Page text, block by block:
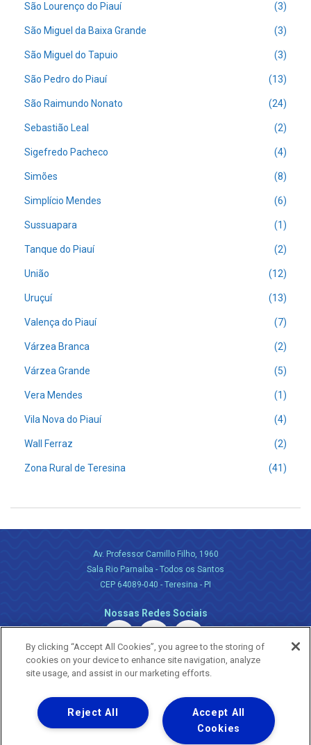
São Lourenço do Piauí (3)
São Miguel da Baixa Grande (3)
São Miguel do Tapuio (3)
São Pedro do Piauí (13)
São Raimundo Nonato (24)
Sebastião Leal (2)
Sigefredo Pacheco (4)
Simões (8)
Simplício Mendes (6)
Sussuapara (1)
Tanque do Piauí (2)
União (12)
Uruçuí (13)
Valença do Piauí (7)
Várzea Branca (2)
Várzea Grande (5)
Vera Mendes (1)
Vila Nova do Piauí (4)
Wall Ferraz (2)
Zona Rural de Teresina (41)
Av. Professor Camillo Filho, 1960
Sala Rio Parnaiba - Todos os Santos
CEP 64089-040 - Teresina - PI
Nossas Redes Sociais
Uma empresa
Copyright ® 2026 - Todos os Direitos Reservados.
By clicking “Accept All Cookies”, you agree to the storing of
cookies on your device to enhance site navigation, analyze
site usage, and assist in our marketing efforts.
Accept All
Cookies
Reject All